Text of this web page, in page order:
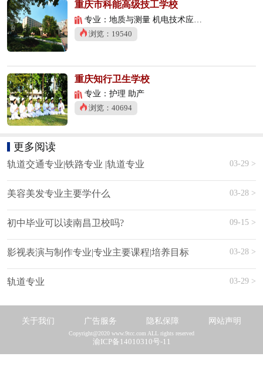
重庆市科能高级技工学校
专业：地质与测量 机电技术应用 数控技术应用
浏览：19540
重庆知行卫生学校
专业：护理 助产
浏览：40694
更多阅读
轨道交通专业|铁路专业 |轨道专业 03-29 >
美容美发专业主要学什么 03-28 >
初中毕业可以读南昌卫校吗? 09-15 >
影视表演与制作专业|专业主要课程|培养目标 03-28 >
轨道专业 03-29 >
关于我们 广告服务 隐私保障 网站声明
Copyright@2020 www.9tcc.com ALL rights reserved
渝ICP备14010310号-11